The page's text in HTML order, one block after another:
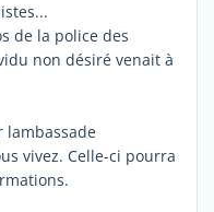
de la police des
non désiré venait à
vivez. Celle-ci pourra